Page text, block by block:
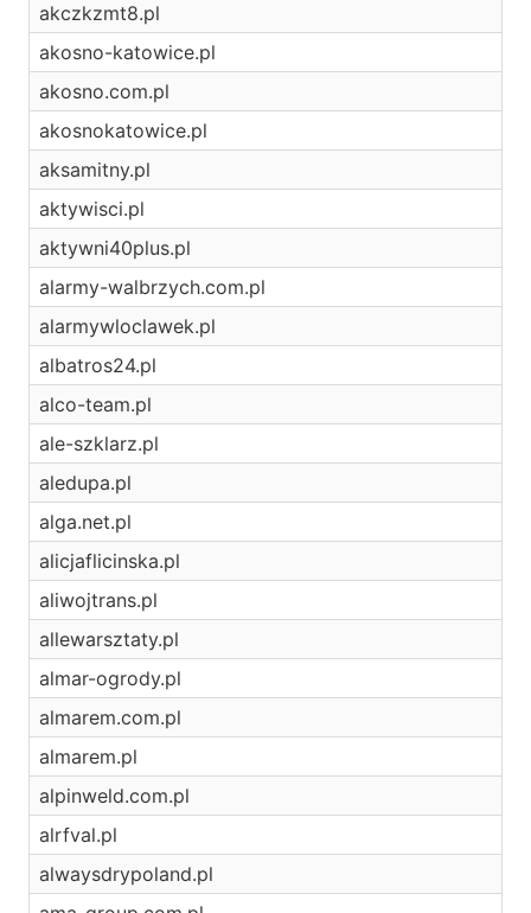
akczkzmt8.pl
akosno-katowice.pl
akosno.com.pl
akosnokatowice.pl
aksamitny.pl
aktywisci.pl
aktywni40plus.pl
alarmy-walbrzych.com.pl
alarmywloclawek.pl
albatros24.pl
alco-team.pl
ale-szklarz.pl
aledupa.pl
alga.net.pl
alicjaflicinska.pl
aliwojtrans.pl
allewarsztaty.pl
almar-ogrody.pl
almarem.com.pl
almarem.pl
alpinweld.com.pl
alrfval.pl
alwaysdrypoland.pl